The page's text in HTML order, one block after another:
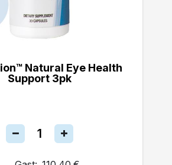
Natural Eye Health
Support 3pk